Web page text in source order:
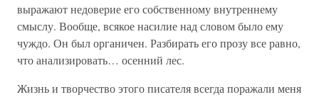
выражают недоверие его собственному внутреннему
смыслу. Вообще, всякое насилие над словом было ему
чуждо. Он был органичен. Разбирать его прозу все равно,
что анализировать… осенний лес.
Жизнь и творчество этого писателя всегда поражали меня